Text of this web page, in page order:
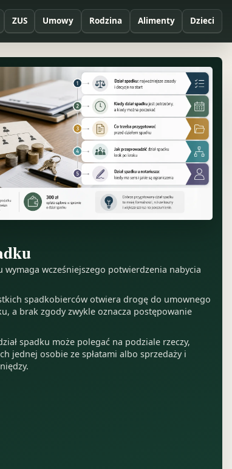
ZUS Umowy Rodzina Alimenty Dzieci
wymaga wcześniejszego potwierdzenia nabycia
spadkobierców otwiera drogę do umownego
a brak zgody zwykle oznacza postępowanie
spadku może polegać na podziale rzeczy,
jednej osobie ze spłatami albo sprzedaży i